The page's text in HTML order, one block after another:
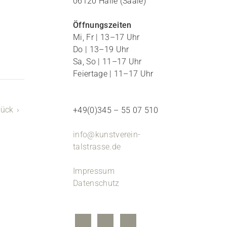
Öffnungszeiten
Mi, Fr | 13–17 Uhr
Do | 13–19 Uhr
Sa, So | 11–17 Uhr
Feiertage | 11–17 Uhr
+49(0)345 – 55 07 510
info@kunstverein-
talstrasse.de
Impressum
Datenschutz